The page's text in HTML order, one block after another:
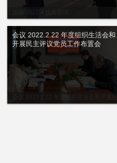
会议 2022.2.22 年度组织生活会和开展民
会议 2022.2.22 年度组织生活会和
开展民主评议党员工作布置会